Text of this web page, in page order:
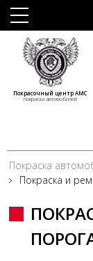
Покрасочный центр АМС
покраска автомобилей
Покраска
Покраска и